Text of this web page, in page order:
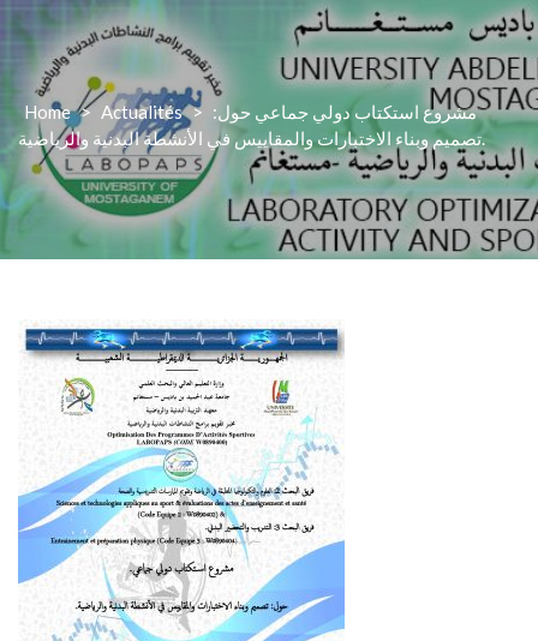
Home > Actualités > مشروع استكتاب دولي جماعي حول:
تصميم وبناء الاختبارات والمقاييس في الأنشطة البدنية والرياضية.